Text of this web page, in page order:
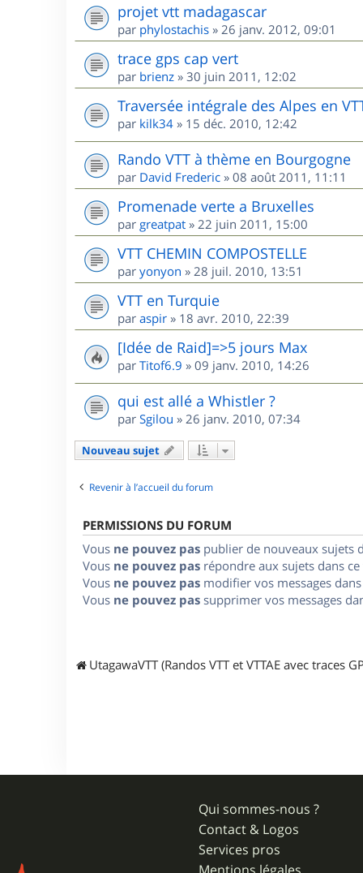
projet vtt madagascar
par phylostachis » 26 janv. 2012, 09:01
trace gps cap vert
par brienz » 30 juin 2011, 12:02
Traversée intégrale des Alpes en
par kilk34 » 15 déc. 2010, 12:42
Rando VTT à thème en Bourgogne
par David Frederic » 08 août 2011, 11:11
Promenade verte a Bruxelles
par greatpat » 22 juin 2011, 15:00
VTT CHEMIN COMPOSTELLE
par yonyon » 28 juil. 2010, 13:51
VTT en Turquie
par aspir » 18 avr. 2010, 22:39
[Idée de Raid]=>5 jours Max
par Titof6.9 » 09 janv. 2010, 14:26
qui est allé a Whistler ?
par Sgilou » 26 janv. 2010, 07:34
Nouveau sujet
Revenir à l’accueil du forum
PERMISSIONS DU FORUM
Vous ne pouvez pas publier de nouveaux sujets
Vous ne pouvez pas répondre aux sujets dans
Vous ne pouvez pas modifier vos messages
Vous ne pouvez pas supprimer vos messages
UtagawaVTT (Randos VTT et VTTAE avec traces
Qui sommes-nous ?
Contact & Logos
Services pros